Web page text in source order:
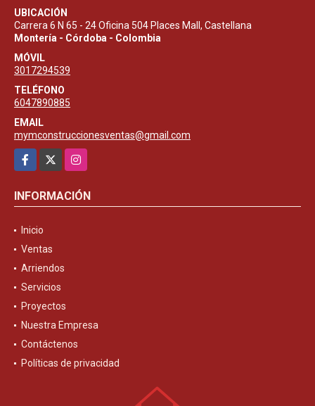
UBICACIÓN
Carrera 6 N 65 - 24 Oficina 504 Places Mall, Castellana
Montería - Córdoba - Colombia
MÓVIL
3017294539
TELÉFONO
6047890885
EMAIL
mymconstruccionesventas@gmail.com
Facebook
Instagram
INFORMACIÓN
Inicio
Ventas
Arriendos
Servicios
Proyectos
Nuestra Empresa
Contáctenos
Políticas de privacidad